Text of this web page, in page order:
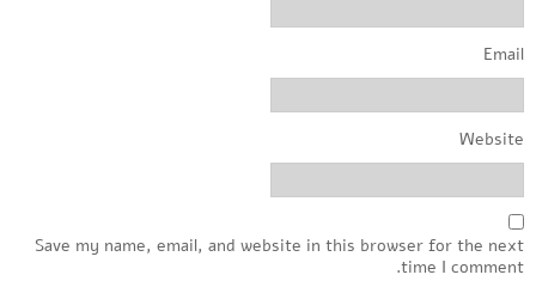
Email
Website
Save my name, email, and website in this browser for the next
time I comment.